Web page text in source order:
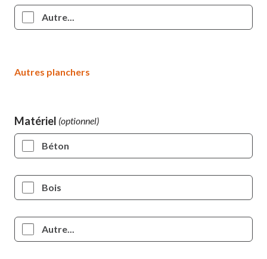
Autre...
Autres planchers
Matériel
Béton
Bois
Autre...